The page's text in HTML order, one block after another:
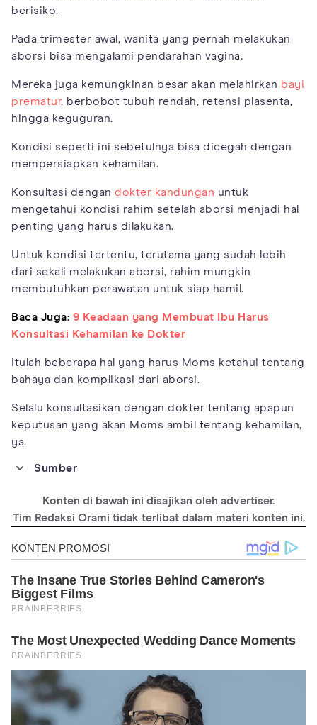
berisiko.
Pada trimester awal, wanita yang pernah melakukan
aborsi bisa mengalami pendarahan vagina.
Mereka juga kemungkinan besar akan melahirkan bayi
prematur, berbobot tubuh rendah, retensi plasenta,
hingga keguguran.
Kondisi seperti ini sebetulnya bisa dicegah dengan
mempersiapkan kehamilan.
Konsultasi dengan dokter kandungan untuk
mengetahui kondisi rahim setelah aborsi menjadi hal
penting yang harus dilakukan.
Untuk kondisi tertentu, terutama yang sudah lebih
dari sekali melakukan aborsi, rahim mungkin
membutuhkan perawatan untuk siap hamil.
Baca Juga: 9 Keadaan yang Membuat Ibu Harus
Konsultasi Kehamilan ke Dokter
Itulah beberapa hal yang harus Moms ketahui tentang
bahaya dan komplikasi dari aborsi.
Selalu konsultasikan dengan dokter tentang apapun
keputusan yang akan Moms ambil tentang kehamilan,
ya.
Sumber
https://www.sciencedirect.com/science/article/pii/B97804430
72772000155
Konten di bawah ini disajikan oleh advertiser.
Tim Redaksi Orami tidak terlibat dalam materi konten ini.